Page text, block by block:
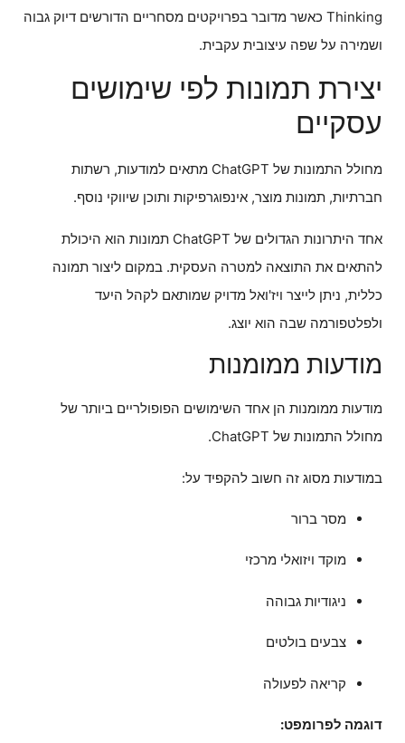
Thinking כאשר מדובר בפרויקטים מסחריים הדורשים דיוק גבוה
ושמירה על שפה עיצובית עקבית.
יצירת תמונות לפי שימושים
עסקיים
מחולל התמונות של ChatGPT מתאים למודעות, רשתות
חברתיות, תמונות מוצר, אינפוגרפיקות ותוכן שיווקי נוסף.
אחד היתרונות הגדולים של ChatGPT תמונות הוא היכולת
להתאים את התוצאה למטרה העסקית. במקום ליצור תמונה
כללית, ניתן לייצר ויז'ואל מדויק שמותאם לקהל היעד
ולפלטפורמה שבה הוא יוצג.
מודעות ממומנות
מודעות ממומנות הן אחד השימושים הפופולריים ביותר של
מחולל התמונות של ChatGPT.
במודעות מסוג זה חשוב להקפיד על:
מסר ברור
מוקד ויזואלי מרכזי
ניגודיות גבוהה
צבעים בולטים
קריאה לפעולה
דוגמה לפרומפט: